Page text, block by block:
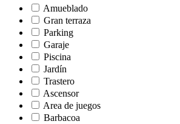
Amueblado
Gran terraza
Parking
Garaje
Piscina
Jardín
Trastero
Ascensor
Area de juegos
Barbacoa